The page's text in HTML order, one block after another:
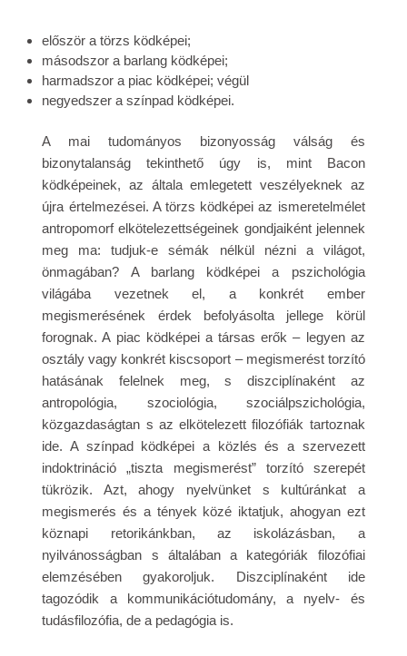
először a törzs ködképei;
másodszor a barlang ködképei;
harmadszor a piac ködképei; végül
negyedszer a színpad ködképei.
A mai tudományos bizonyosság válság és
bizonytalanság tekinthető úgy is, mint Bacon
ködképeinek, az általa emlegetett veszélyeknek az
újra értelmezései. A törzs ködképei az ismeretelmélet
antropomorf elkötelezettségeinek gondjaiként jelennek
meg ma: tudjuk-e sémák nélkül nézni a világot,
önmagában? A barlang ködképei a pszichológia
világába vezetnek el, a konkrét ember
megismerésének érdek befolyásolta jellege körül
forognak. A piac ködképei a társas erők – legyen az
osztály vagy konkrét kiscsoport – megismerést torzító
hatásának felelnek meg, s diszciplínaként az
antropológia, szociológia, szociálpszichológia,
közgazdaságtan s az elkötelezett filozófiák tartoznak
ide. A színpad ködképei a közlés és a szervezett
indoktrináció „tiszta megismerést” torzító szerepét
tükrözik. Azt, ahogy nyelvünket s kultúránkat a
megismerés és a tények közé iktatjuk, ahogyan ezt
köznapi retorikánkban, az iskolázásban, a
nyilvánosságban s általában a kategóriák filozófiai
elemzésében gyakoroljuk. Diszciplínaként ide
tagozódik a kommunikációtudomány, a nyelv- és
tudásfilozófia, de a pedagógia is.